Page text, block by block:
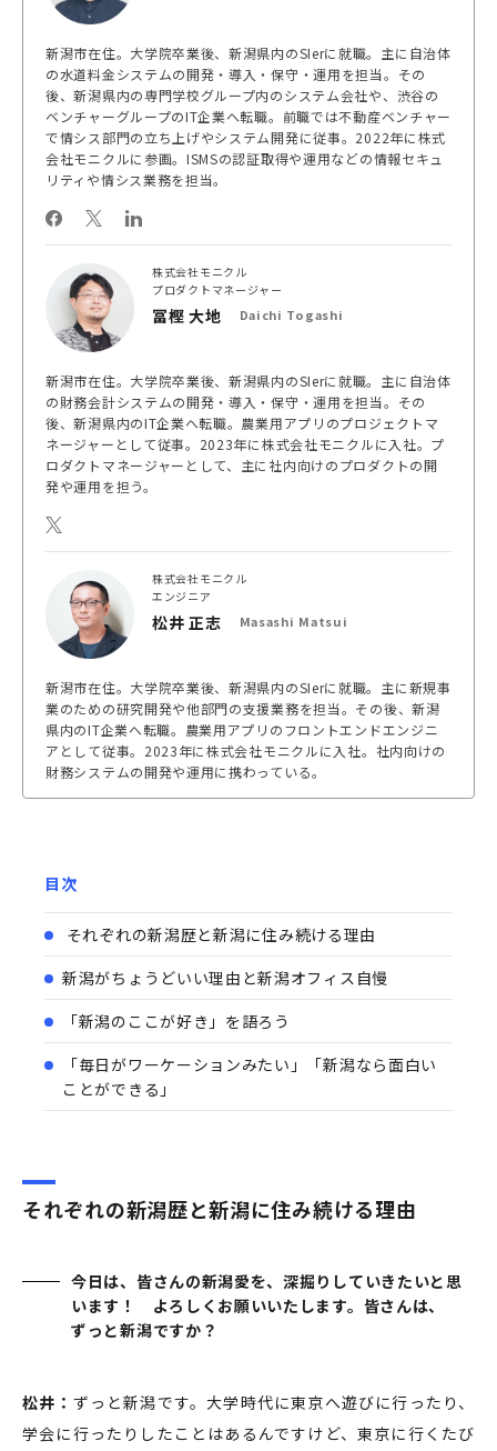
新潟市在住。大学院卒業後、新潟県内のSIerに就職。主に自治体
の水道料金システムの開発・導入・保守・運用を担当。その
後、新潟県内の専門学校グループ内のシステム会社や、渋谷の
ベンチャーグループのIT企業へ転職。前職では不動産ベンチャー
で情シス部門の立ち上げやシステム開発に従事。2022年に株式
会社モニクルに参画。ISMSの認証取得や運用などの情報セキュ
リティや情シス業務を担当。
株式会社モニクル
プロダクトマネージャー
冨樫 大地 Daichi Togashi
新潟市在住。大学院卒業後、新潟県内のSIerに就職。主に自治体
の財務会計システムの開発・導入・保守・運用を担当。その
後、新潟県内のIT企業へ転職。農業用アプリのプロジェクトマ
ネージャーとして従事。2023年に株式会社モニクルに入社。プ
ロダクトマネージャーとして、主に社内向けのプロダクトの開
発や運用を担う。
株式会社モニクル
エンジニア
松井 正志 Masashi Matsui
新潟市在住。大学院卒業後、新潟県内のSIerに就職。主に新規事
業のための研究開発や他部門の支援業務を担当。その後、新潟
県内のIT企業へ転職。農業用アプリのフロントエンドエンジニ
アとして従事。2023年に株式会社モニクルに入社。社内向けの
財務システムの開発や運用に携わっている。
目次
それぞれの新潟歴と新潟に住み続ける理由
新潟がちょうどいい理由と新潟オフィス自慢
「新潟のここが好き」を語ろう
「毎日がワーケーションみたい」「新潟なら面白い
ことができる」
それぞれの新潟歴と新潟に住み続ける理由
今日は、皆さんの新潟愛を、深掘りしていきたいと思
います！ よろしくお願いいたします。皆さんは、
ずっと新潟ですか？
松井： ずっと新潟です。大学時代に東京へ遊びに行ったり、
学会に行ったりしたことはあるんですけど、東京に行くたび